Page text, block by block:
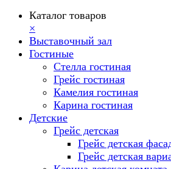
Каталог товаров
×
Выставочный зал
Гостиные
Стелла гостиная
Грейс гостиная
Камелия гостиная
Карина гостиная
Детские
Грейс детская
Грейс детская
Грейс детская